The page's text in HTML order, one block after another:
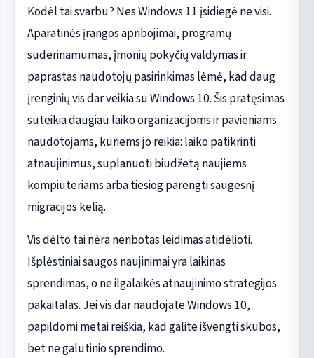
Kodėl tai svarbu? Nes Windows 11 įsidiegė ne visi.
Aparatinės įrangos apribojimai, programų
suderinamumas, įmonių pokyčių valdymas ir
paprastas naudotojų pasirinkimas lėmė, kad daug
įrenginių vis dar veikia su Windows 10. Šis pratęsimas
suteikia daugiau laiko organizacijoms ir pavieniams
naudotojams, kuriems jo reikia: laiko patikrinti
atnaujinimus, suplanuoti biudžetą naujiems
kompiuteriams arba tiesiog parengti saugesnį
migracijos kelią.
Vis dėlto tai nėra neribotas leidimas atidėlioti.
Išplėstiniai saugos naujinimai yra laikinas
sprendimas, o ne ilgalaikės atnaujinimo strategijos
pakaitalas. Jei vis dar naudojate Windows 10,
papildomi metai reiškia, kad galite išvengti skubos,
bet ne galutinio sprendimo.